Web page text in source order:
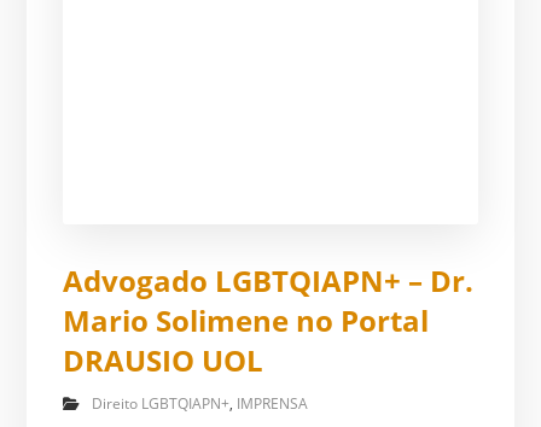
Advogado LGBTQIAPN+ – Dr.
Mario Solimene no Portal
DRAUSIO UOL
Direito LGBTQIAPN+, IMPRENSA